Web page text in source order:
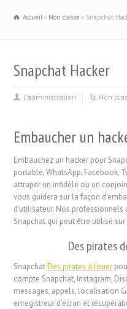
Accueil Non classé Snapchat
Snapchat Hacker
l'administration Non
Embaucher un
Embauchez un hacker pour
portable, WhatsApp, Facebook,
attraper un infidèle ou un
vous guidera sur la façon
d'utilisateur. Nos
Snapchat qui peut être utilisé sur
Des pirates
SnapchatDes pirates à louer
compte Snapchat, Instagram,
messages, appels, localisation
enregistreur d'écran et